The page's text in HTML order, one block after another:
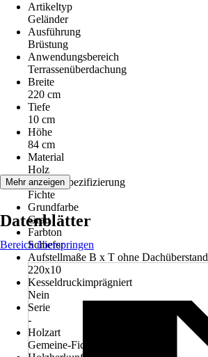
Artikeltyp
Geländer
Ausführung
Brüstung
Anwendungsbereich
Terrassenüberdachung
Breite
220 cm
Tiefe
10 cm
Höhe
84 cm
Material
Holz
Materialspezifizierung
Fichte
Grundfarbe
Grau
Farbton
Schiefer
Aufstellmaße B x T ohne Dachüberstand
220x10
Kesseldruckimprägniert
Nein
Serie
-
Holzart
Gemeine-Fichte (Picea abies)
Mehr anzeigen
Datenblätter
Bereich überspringen